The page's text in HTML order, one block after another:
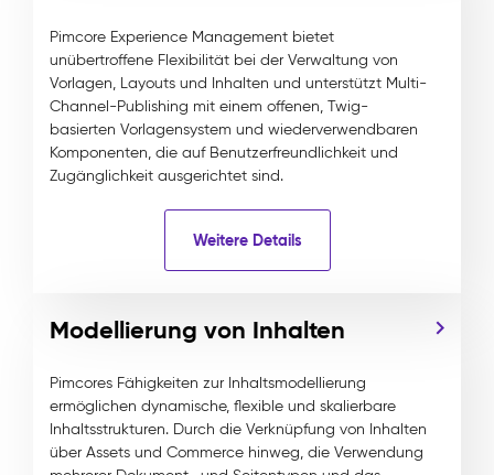
Pimcore Experience Management bietet
unübertroffene Flexibilität bei der Verwaltung von
Vorlagen, Layouts und Inhalten und unterstützt Multi-
Channel-Publishing mit einem offenen, Twig-
basierten Vorlagensystem und wiederverwendbaren
Komponenten, die auf Benutzerfreundlichkeit und
Zugänglichkeit ausgerichtet sind.
Weitere Details
Modellierung von Inhalten
Pimcores Fähigkeiten zur Inhaltsmodellierung
ermöglichen dynamische, flexible und skalierbare
Inhaltsstrukturen. Durch die Verknüpfung von Inhalten
über Assets und Commerce hinweg, die Verwendung